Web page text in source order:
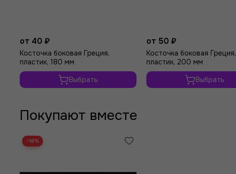
от 40 ₽
Косточка боковая Греция,
пластик, 180 мм
Выбрать
от 50 ₽
Косточка боковая Греция,
пластик, 200 мм
Выбрать
Покупают вместе
−10%